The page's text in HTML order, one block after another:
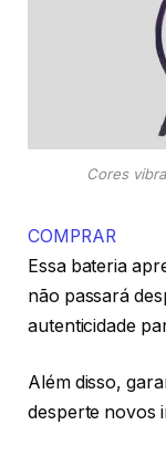
Cores
COMPRAR
Essa bateria
não passará
autenticidade
Além disso,
desperte novos